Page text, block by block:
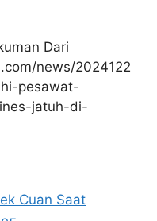
Dari
news/2024122
pesawat-
jatuh-di-
Cuan Saat